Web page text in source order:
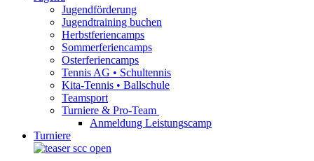
Jugendförderung
Jugendtraining buchen
Herbstferiencamps
Sommerferiencamps
Osterferiencamps
Tennis AG • Schultennis
Kita-Tennis • Ballschule
Teamsport
Turniere & Pro-Team
Anmeldung Leistungscamp
Turniere